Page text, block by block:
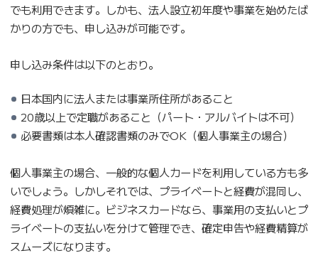
でも利用できます。しかも、法人設立初年度や事業を始めたば
かりの方でも、申し込みが可能です。
申し込み条件は以下のとおり。
日本国内に法人または事業所住所があること
20歳以上で定職があること（パート・アルバイトは不可）
必要書類は本人確認書類のみでOK（個人事業主の場合）
個人事業主の場合、一般的な個人カードを利用している方も多
いでしょう。しかしそれでは、プライベートと経費が混同し、
経費処理が煩雑に。ビジネスカードなら、事業用の支払いとプ
ライベートの支払いを分けて管理でき、確定申告や経費精算が
スムーズになります。